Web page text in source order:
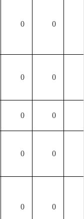
0 0
0 0
0 0
0 0
0 0